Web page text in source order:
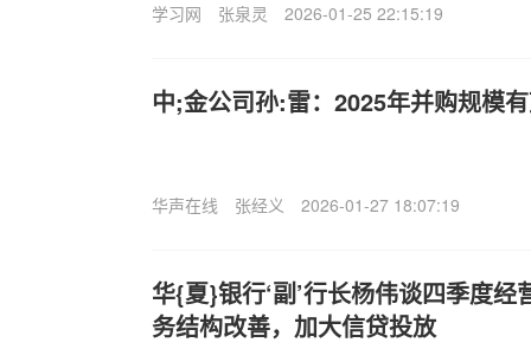
学习网 张泉灵 2026-01-25 22:15:19
中;金公司孙:雷：2025年并购规模
华声在线 张经义 2026-01-27 18:07:19
华{夏}银行‘副’行长杨伟谈四季度
务结构改善，加大信贷投放